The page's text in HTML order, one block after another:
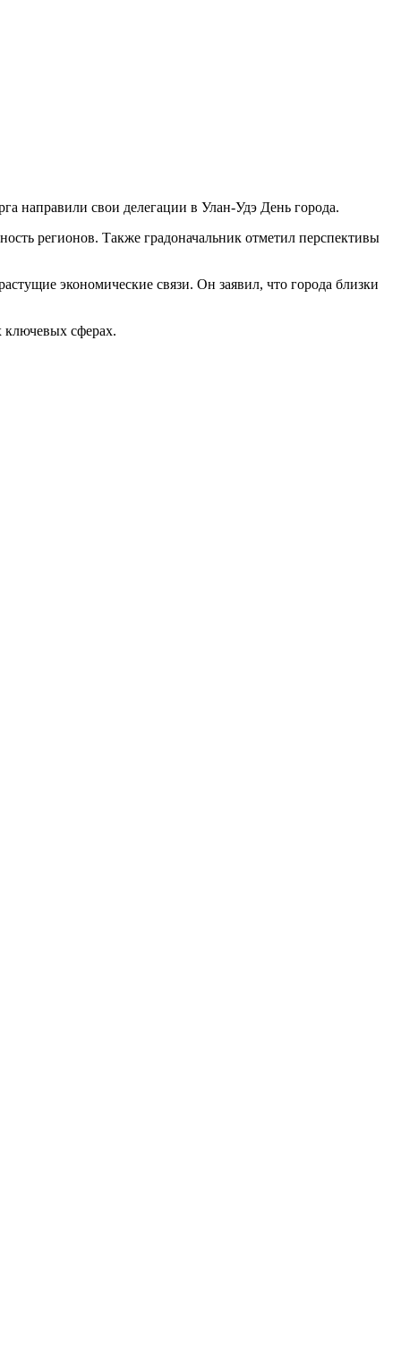
направили свои делегации в Улан-Удэ День города.
регионов. Также градоначальник отметил перспективы
экономические связи. Он заявил, что города близки
ключевых сферах.